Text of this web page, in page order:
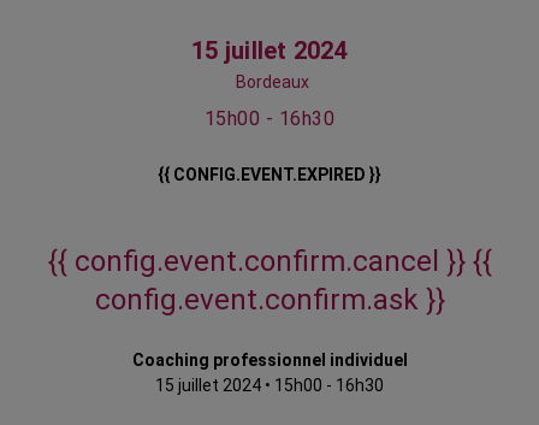
15 juillet 2024
Bordeaux
15h00 - 16h30
{{ CONFIG.EVENT.EXPIRED }}
{{ config.event.confirm.cancel }} {{
config.event.confirm.ask }}
Coaching professionnel individuel
15 juillet 2024 • 15h00 - 16h30